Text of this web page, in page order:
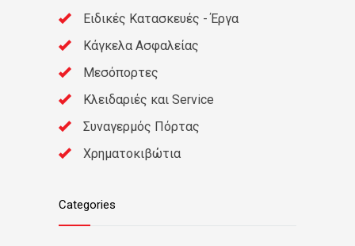
Ειδικές Κατασκευές - Έργα
Κάγκελα Ασφαλείας
Μεσόπορτες
Κλειδαριές και Service
Συναγερμός Πόρτας
Χρηματοκιβώτια
Categories